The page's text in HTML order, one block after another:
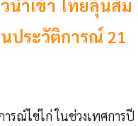
นำเข้า ไทยลุ้นส้ม
ประวัติการณ์ 21
รณ์ไข่ไก่ ในช่วงเทศการปี